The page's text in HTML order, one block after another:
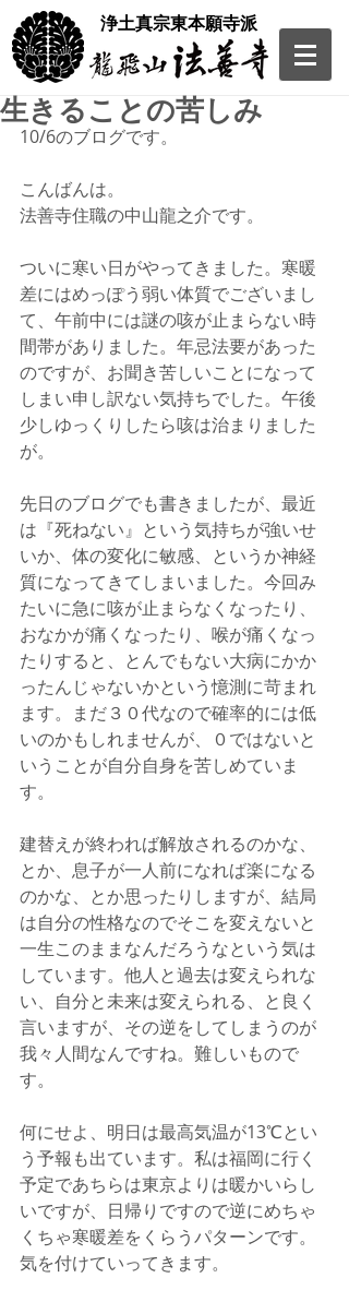
​浄土真宗東本願寺派
生きることの苦しみ
10/6のブログです。
こんばんは。
法善寺住職の中山龍之介です。
ついに寒い日がやってきました。寒暖
差にはめっぽう弱い体質でございまし
て、午前中には謎の咳が止まらない時
間帯がありました。年忌法要があった
のですが、お聞き苦しいことになって
しまい申し訳ない気持ちでした。午後
少しゆっくりしたら咳は治まりました
が。
先日のブログでも書きましたが、最近
は『死ねない』という気持ちが強いせ
いか、体の変化に敏感、というか神経
質になってきてしまいました。今回み
たいに急に咳が止まらなくなったり、
おなかが痛くなったり、喉が痛くなっ
たりすると、とんでもない大病にかか
ったんじゃないかという憶測に苛まれ
ます。まだ３０代なので確率的には低
いのかもしれませんが、０ではないと
いうことが自分自身を苦しめていま
す。
建替えが終われば解放されるのかな、
とか、息子が一人前になれば楽になる
のかな、とか思ったりしますが、結局
は自分の性格なのでそこを変えないと
一生このままなんだろうなという気は
しています。他人と過去は変えられな
い、自分と未来は変えられる、と良く
言いますが、その逆をしてしまうのが
我々人間なんですね。難しいもので
す。
何にせよ、明日は最高気温が13℃とい
う予報も出ています。私は福岡に行く
予定であちらは東京よりは暖かいらし
いですが、日帰りですので逆にめちゃ
くちゃ寒暖差をくらうパターンです。
気を付けていってきます。